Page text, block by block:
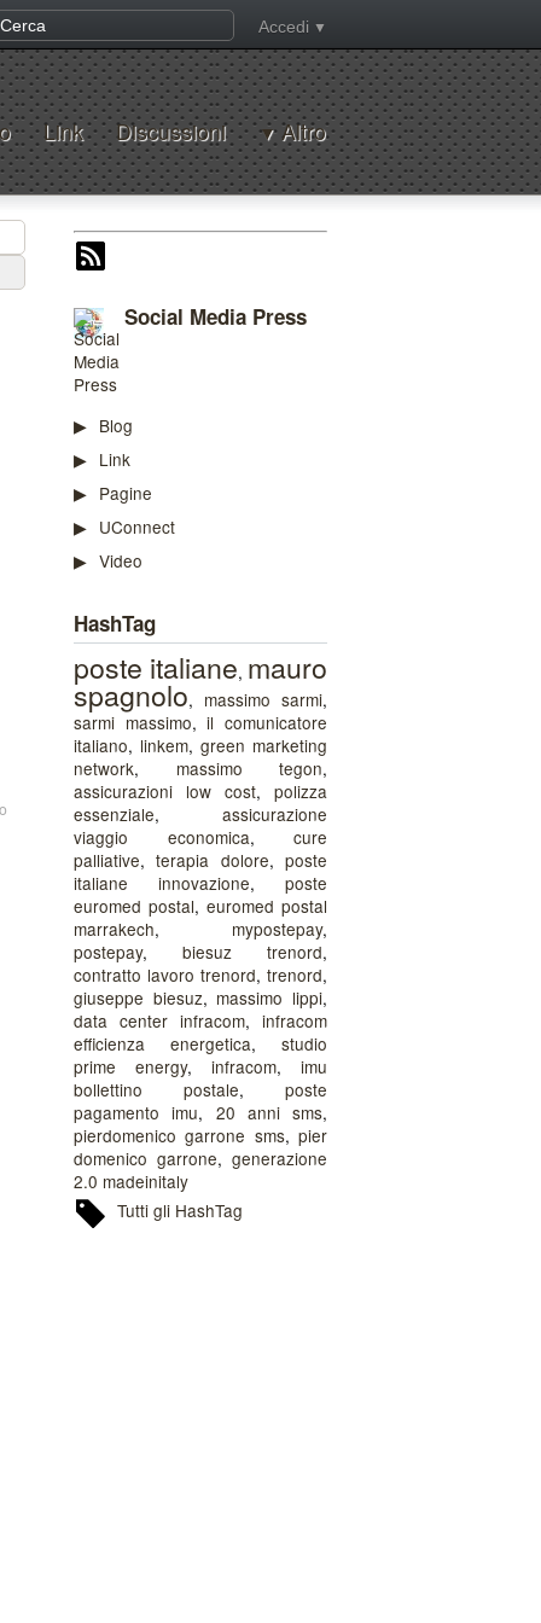
Accedi
Link Discussioni Altro
Social Media Press
Blog
Link
Pagine
UConnect
Video
HashTag
poste italiane, mauro
spagnolo, massimo sarmi,
sarmi massimo,il comunicatore
italiano, linkem, green marketing
network, massimo tegon,
assicurazioni low cost, polizza
essenziale, assicurazione
viaggio economica, cure
palliative,terapia dolore,poste
italiane innovazione, poste
euromed postal, euromed postal
marrakech, mypostepay,
postepay, biesuz trenord,
contratto lavoro trenord, trenord,
giuseppe biesuz, massimo lippi,
data center infracom, infracom
efficienza energetica, studio
prime energy, infracom, imu
bollettino postale, poste
pagamento imu, 20 anni sms,
pierdomenico garrone sms,pier
domenico garrone, generazione
2.0 madeinitaly
Tutti gli HashTag